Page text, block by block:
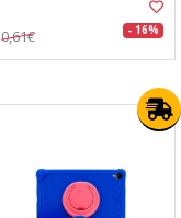
0,61€ - 16%